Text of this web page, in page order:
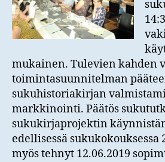
mukainen. Tulevien kahden
toimintasuunnitelman
sukuhistoriakirjan
markkinointi. Päätös
sukukirjaprojektin
edellisessä sukukokouksessa
myös tehnyt 12.06.2019